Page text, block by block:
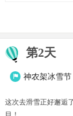
第2天
 神农架冰雪节
这次去滑雪正好邂逅